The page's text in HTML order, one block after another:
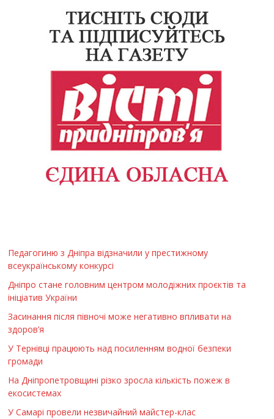
Педагогиню з Дніпра відзначили у престижному
всеукраїнському конкурсі
Дніпро стане головним центром молодіжних проєктів та
ініціатив України
Засинання після півночі може негативно впливати на
здоров’я
У Тернівці працюють над посиленням водної безпеки
громади
На Дніпропетровщині різко зросла кількість пожеж в
екосистемах
У Самарі провели незвичайний майстер-клас